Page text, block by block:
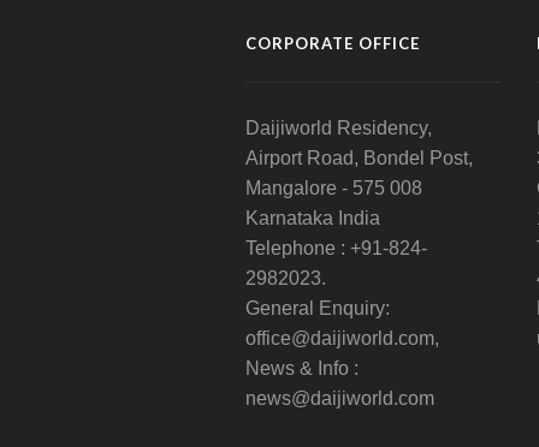
CORPORATE OFFICE
Daijiworld Residency,
Airport Road, Bondel Post,
Mangalore - 575 008
Karnataka India
Telephone : +91-824-
2982023.
General Enquiry:
office@daijiworld.com,
News & Info :
news@daijiworld.com